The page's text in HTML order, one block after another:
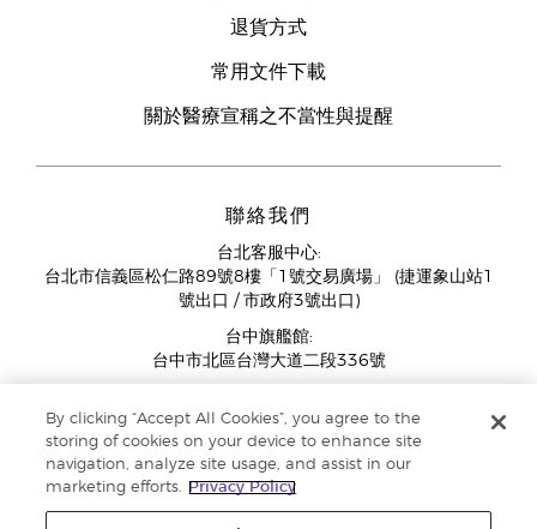
退貨方式
常用文件下載
關於醫療宣稱之不當性與提醒
聯絡我們
台北客服中心:
台北市信義區松仁路89號8樓「1號交易廣場」 (捷運象山站1
號出口 / 市政府3號出口)
台中旗艦館:
台中市北區台灣大道二段336號
11:00AM - 07:00PM
(例假日與國定假日除外)
By clicking “Accept All Cookies”, you agree to the
storing of cookies on your device to enhance site
navigation, analyze site usage, and assist in our
marketing efforts.
Privacy Policy